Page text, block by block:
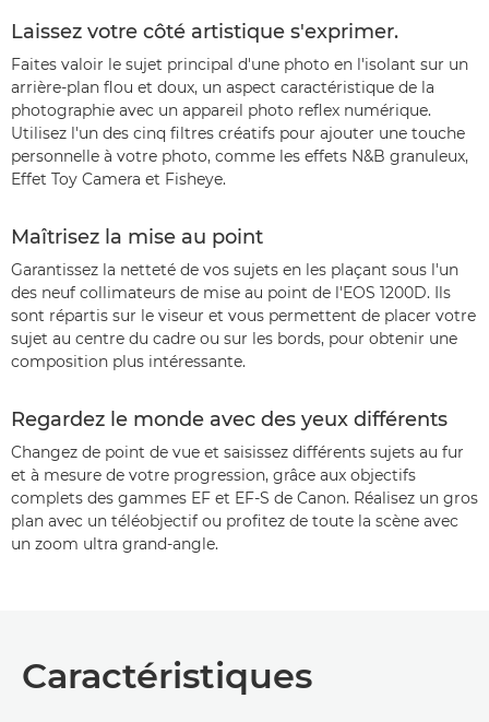
Laissez votre côté artistique s'exprimer.
Faites valoir le sujet principal d'une photo en l'isolant sur un
arrière-plan flou et doux, un aspect caractéristique de la
photographie avec un appareil photo reflex numérique.
Utilisez l'un des cinq filtres créatifs pour ajouter une touche
personnelle à votre photo, comme les effets N&B granuleux,
Effet Toy Camera et Fisheye.
Maîtrisez la mise au point
Garantissez la netteté de vos sujets en les plaçant sous l'un
des neuf collimateurs de mise au point de l'EOS 1200D. Ils
sont répartis sur le viseur et vous permettent de placer votre
sujet au centre du cadre ou sur les bords, pour obtenir une
composition plus intéressante.
Regardez le monde avec des yeux différents
Changez de point de vue et saisissez différents sujets au fur
et à mesure de votre progression, grâce aux objectifs
complets des gammes EF et EF-S de Canon. Réalisez un gros
plan avec un téléobjectif ou profitez de toute la scène avec
un zoom ultra grand-angle.
Caractéristiques